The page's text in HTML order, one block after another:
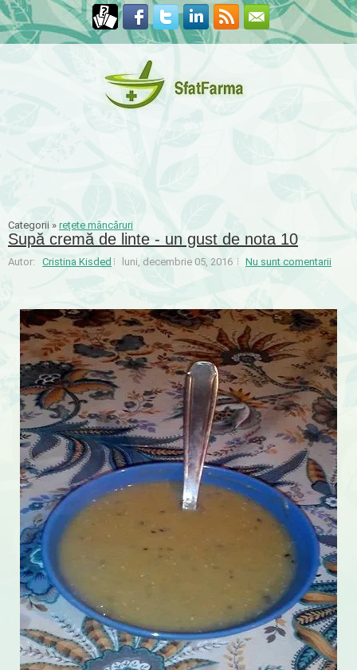
Categorii » rețete mâncăruri
Supă cremă de linte - un gust de nota 10
Autor: Cristina Kisded luni, decembrie 05, 2016 Nu sunt comentarii